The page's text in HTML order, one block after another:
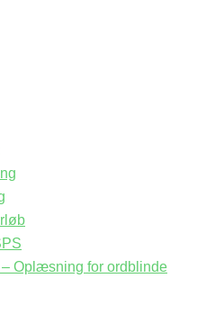
Oplæsning for ordblinde